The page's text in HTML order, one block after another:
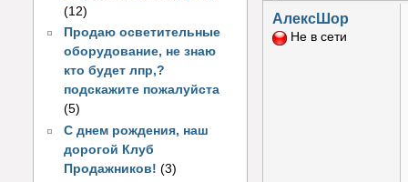
(12)
Продаю осветительные
оборудование, не знаю
кто будет лпр,?
подскажите пожалуйста
(5)
С днем рождения, наш
дорогой Клуб
Продажников! (3)
АлексШор
Не в сети